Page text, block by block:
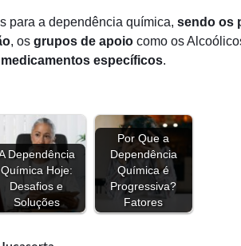
para a dependência química, sendo os
, os grupos de apoio como os
medicamentos específicos.
Dependência
Química Hoje:
Desafios e
Soluções
Por Que a
Dependência
Química é
Progressiva?
Fatores